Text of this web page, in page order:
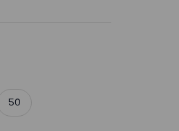
50